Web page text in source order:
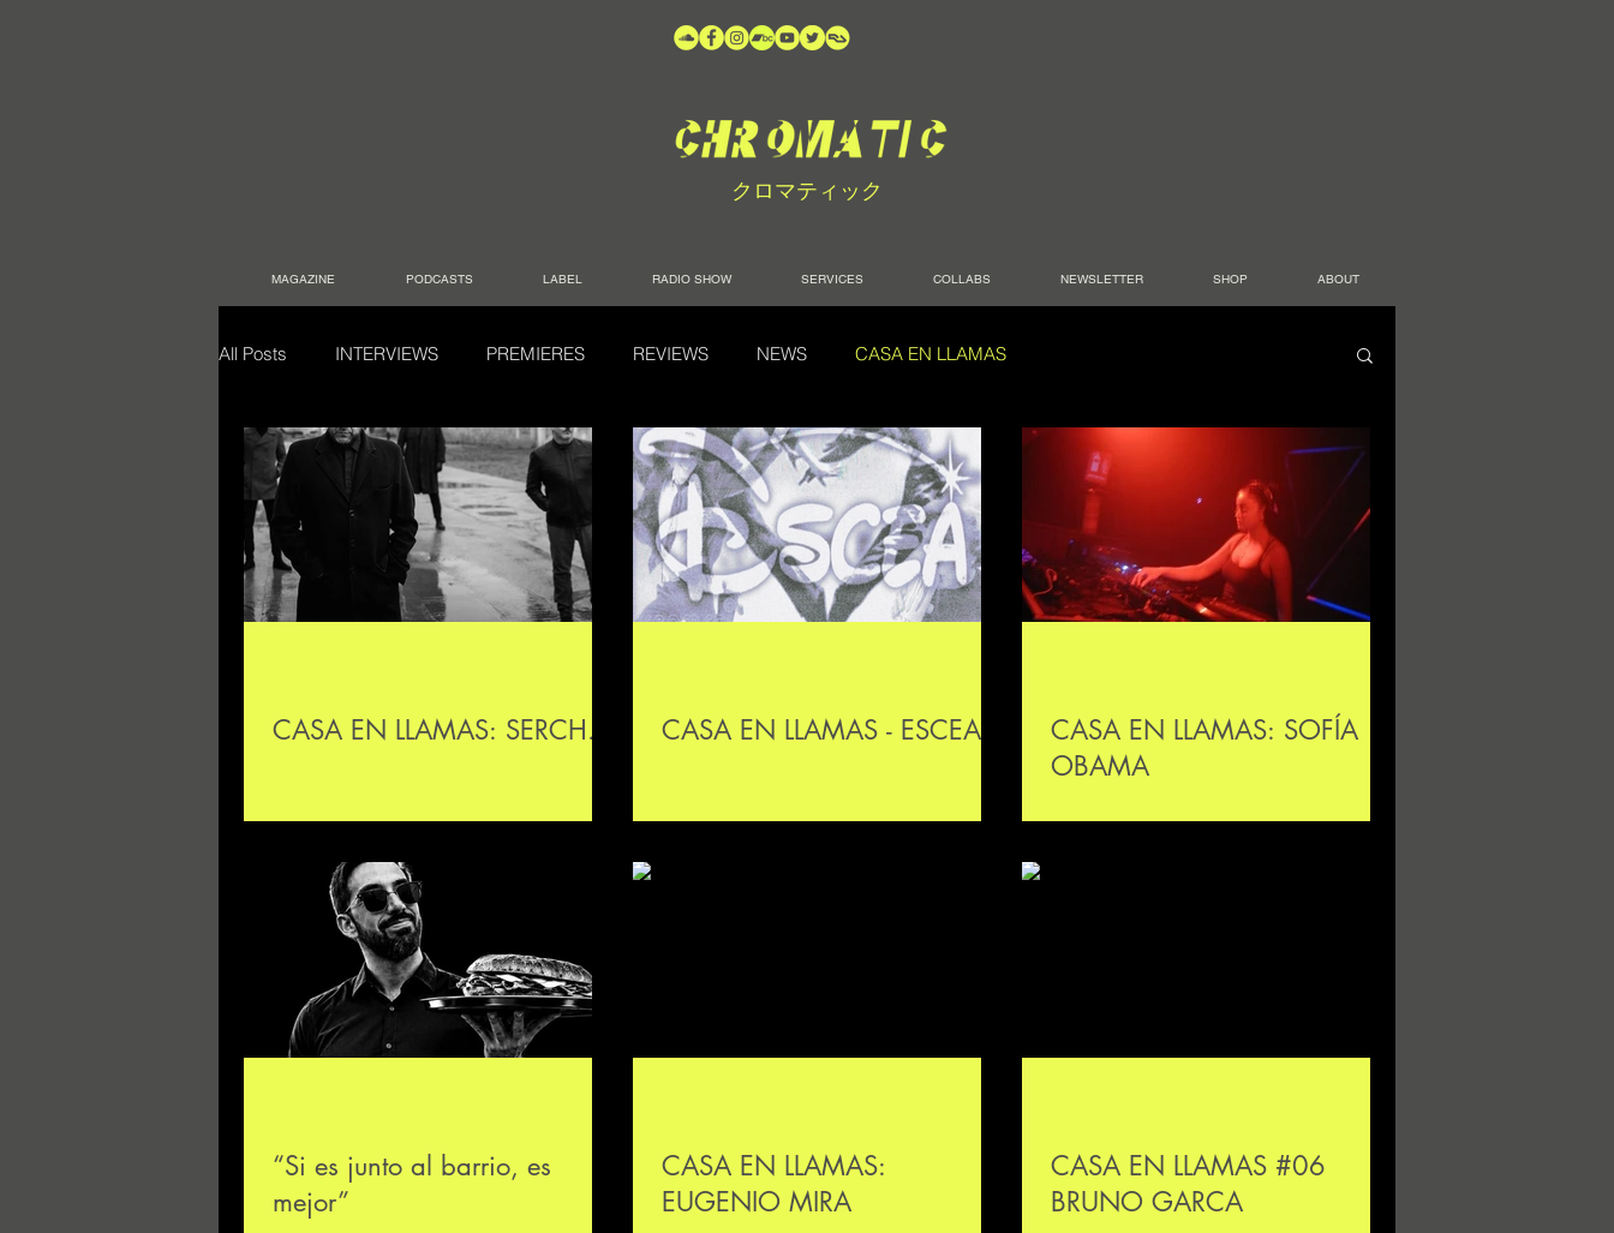
クロマティック
MAGAZINE PODCASTS LABEL RADIO SHOW SERVICES COLLABS NEWSLETTER SHOP ABOUT
All Posts INTERVIEWS PREMIERES REVIEWS NEWS CASA EN LLAMAS
CASA EN LLAMAS: SERCH. CASA EN LLAMAS - ESCEA
CASA EN LLAMAS: SOFÍA
OBAMA
“Si es junto al barrio, es
mejor”
CASA EN LLAMAS:
EUGENIO MIRA
CASA EN LLAMAS #06
BRUNO GARCA